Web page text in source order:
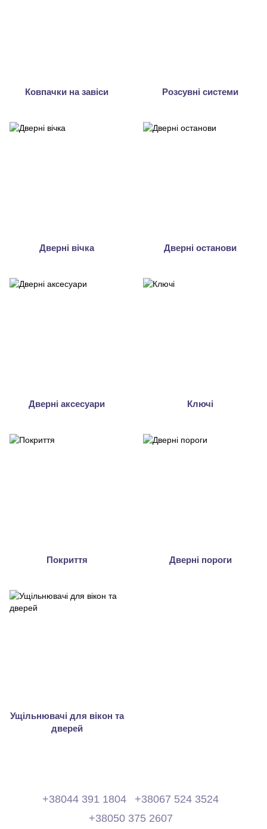
Ковпачки на завіси Розсувні системи
Дверні вічка Дверні останови
Дверні аксесуари Ключі
Покриття Дверні пороги
Ущільнювачі для вікон та
дверей
+38044 391 1804
+38067 524 3524
+38050 375 2607